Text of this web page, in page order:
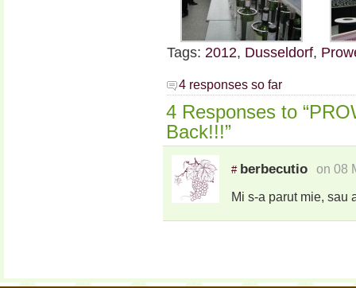
Tags: 2012, Dusseldorf,
4 responses so far
4 Responses to
Back!!!”
# berbecutio on 08
Mi s-a parut mie, sau